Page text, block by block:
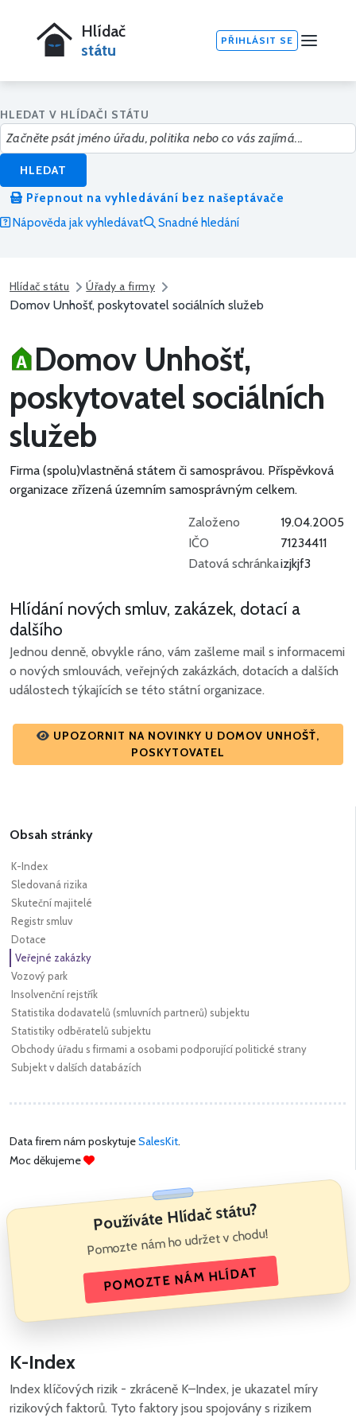
Hlídač
státu
PŘIHLÁSIT SE
HLEDAT V HLÍDAČI STÁTU
HLEDAT
Přepnout na vyhledávání bez našeptávače
Nápověda jak vyhledávat
Snadné hledání
Hlídač státu Úřady a firmy
Domov Unhošť, poskytovatel sociálních služeb
Domov Unhošť,
poskytovatel sociálních
služeb
Firma (spolu)vlastněná státem či samosprávou. Příspěvková
organizace zřízená územním samosprávným celkem.
Založeno
19.04.2005
IČO
71234411
Datová schránkaizjkjf3
Hlídání nových smluv, zakázek, dotací a
dalšího
Jednou denně, obvykle ráno, vám zašleme mail s informacemi
o nových smlouvách, veřejných zakázkách, dotacích a dalších
událostech týkajících se této státní organizace.
UPOZORNIT NA NOVINKY U DOMOV UNHOŠŤ,
POSKYTOVATEL
Obsah stránky
K-Index
Sledovaná rizika
Skuteční majitelé
Registr smluv
Dotace
Veřejné zakázky
Vozový park
Insolvenční rejstřík
Statistika dodavatelů (smluvních partnerů) subjektu
Statistiky odběratelů subjektu
Obchody úřadu s firmami a osobami podporující politické strany
Subjekt v dalších databázích
Data firem nám poskytujeSalesKit.
Moc děkujeme
Používáte Hlídač státu?
Pomozte nám ho udržet v chodu!
POMOZTE NÁM HLÍDAT
K-Index
Index klíčových rizik - zkráceně K–Index, je ukazatel míry
rizikových faktorů. Tyto faktory jsou spojovány s rizikem